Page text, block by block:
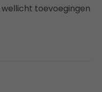
toevoegingen